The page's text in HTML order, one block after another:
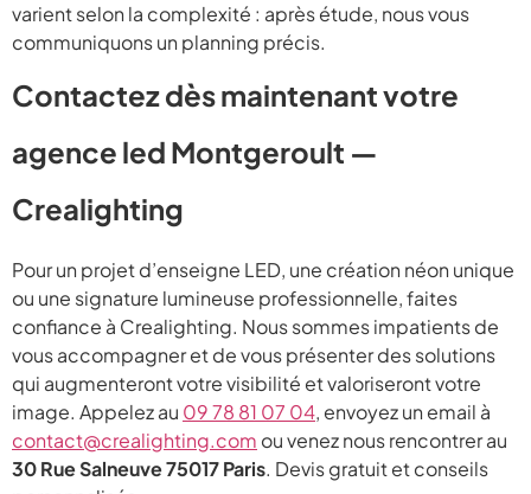
varient selon la complexité : après étude, nous vous
communiquons un planning précis.
Contactez dès maintenant votre
agence led Montgeroult —
Crealighting
Pour un projet d’enseigne LED, une création néon unique
ou une signature lumineuse professionnelle, faites
confiance à Crealighting. Nous sommes impatients de
vous accompagner et de vous présenter des solutions
qui augmenteront votre visibilité et valoriseront votre
image. Appelez au 09 78 81 07 04, envoyez un email à
contact@crealighting.com ou venez nous rencontrer au
30 Rue Salneuve 75017 Paris. Devis gratuit et conseils